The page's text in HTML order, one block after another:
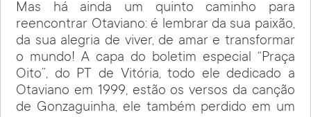
Mas há ainda um quinto caminho para
reencontrar Otaviano: é lembrar da sua paixão,
da sua alegria de viver, de amar e transformar
o mundo! A capa do boletim especial “Praça
Oito”, do PT de Vitória, todo ele dedicado a
Otaviano em 1999, estão os versos da canção
de Gonzaguinha, ele também perdido em um